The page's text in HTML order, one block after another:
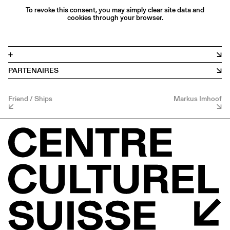
To revoke this consent, you may simply clear site data and
cookies through your browser.
+
PARTENAIRES
Friend / Ships Markus Imhoof